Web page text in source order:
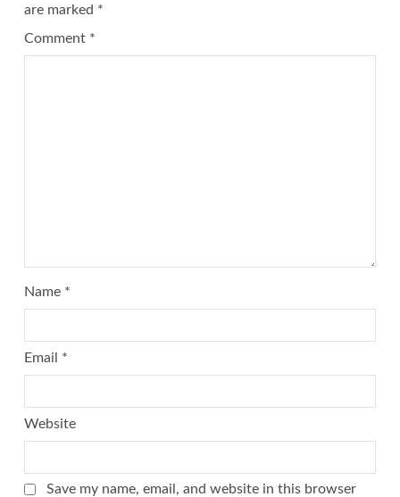
are marked *
Comment *
Name *
Email *
Website
Save my name, email, and website in this browser